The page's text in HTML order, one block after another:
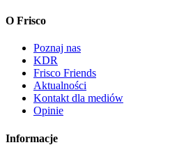
O Frisco
Poznaj nas
KDR
Frisco Friends
Aktualności
Kontakt dla mediów
Opinie
Informacje